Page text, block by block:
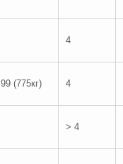
4
99 (775кг) 4
> 4